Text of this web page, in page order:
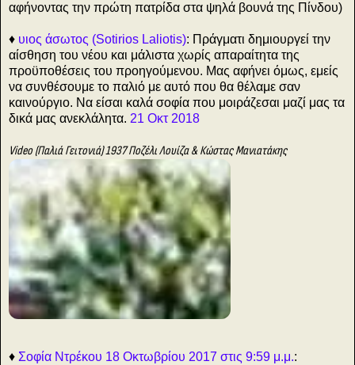
αφήνοντας την πρώτη πατρίδα στα ψηλά βουνά της Πίνδου)
♦ υιος άσωτος (Sotirios Laliotis): Πράγματι δημιουργεί την
αίσθηση του νέου και μάλιστα χωρίς απαραίτητα της
προϋποθέσεις του προηγούμενου. Μας αφήνει όμως, εμείς
να συνθέσουμε το παλιό με αυτό που θα θέλαμε σαν
καινούργιο. Να είσαι καλά σοφία που μοιράζεσαι μαζί μας τα
δικά μας ανεκλάλητα. 21 Οκτ 2018
Video (Παλιά Γειτονιά) 1937 Ποζέλι Λουίζα & Κώστας Μανιατάκης
♦ Σοφία Ντρέκου 18 Οκτωβρίου 2017 στις 9:59 μ.μ.: